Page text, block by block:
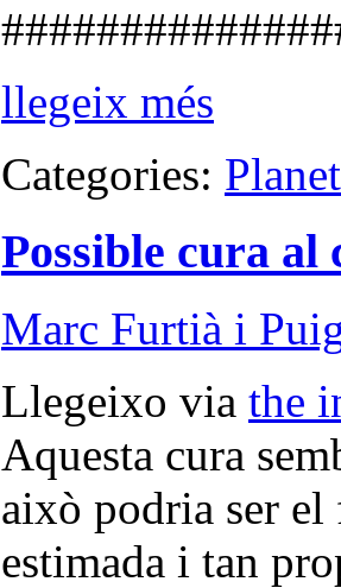
llegeix més
Categories:
Possible cura al
Marc Furtià i
Llegeixo via the
Aquesta cura
això podria ser el
estimada i tan